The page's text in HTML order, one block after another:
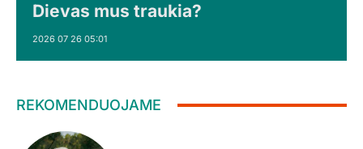
Dievas mus traukia?
2026 07 26 05:01
REKOMENDUOJAME